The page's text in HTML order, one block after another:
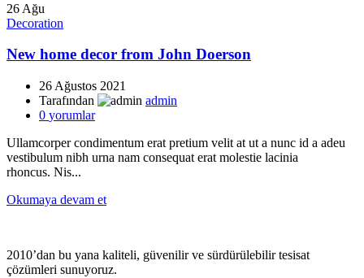
26 Ağu
Decoration
New home decor from John Doerson
26 Ağustos 2021
Tarafından
admin
0 yorumlar
Ullamcorper condimentum erat pretium velit at ut a nunc id a adeu
vestibulum nibh urna nam consequat erat molestie lacinia
rhoncus. Nis...
Okumaya devam et
2010’dan bu yana kaliteli, güvenilir ve sürdürülebilir tesisat
çözümleri sunuyoruz.